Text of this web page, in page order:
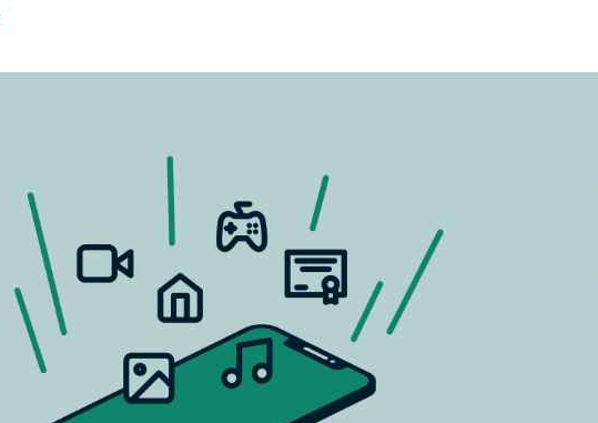
monitoraggio
e la
rimozione dei